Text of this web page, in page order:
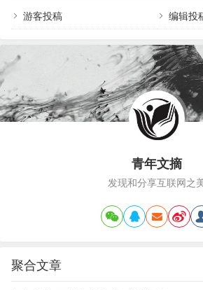
候，全曲第一次有了短暂
副旋律，这是曲子的蓄势
于前者，是的，就是一种“
游客投稿 编辑投
青年文摘
发现和分享互联网之
聚合文章